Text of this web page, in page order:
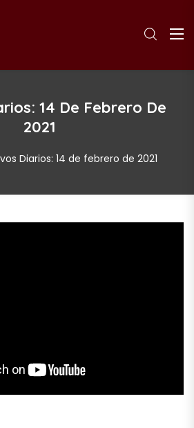
14 De Febrero De
2021
Diarios: 14 de febrero de 2021